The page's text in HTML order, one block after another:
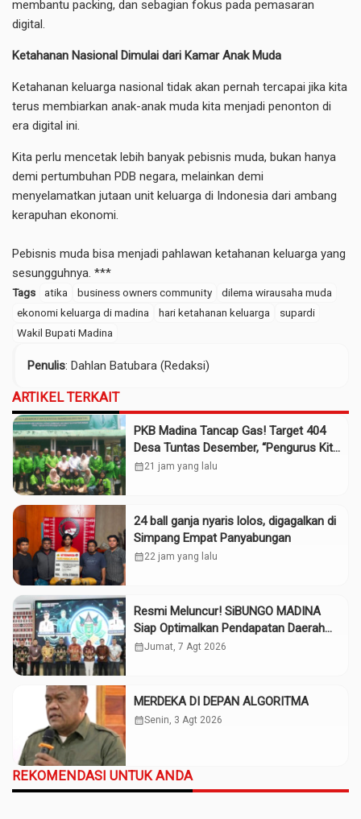
membantu packing, dan sebagian fokus pada pemasaran
digital.
Ketahanan Nasional Dimulai dari Kamar Anak Muda
​Ketahanan keluarga nasional tidak akan pernah tercapai jika kita
terus membiarkan anak-anak muda kita menjadi penonton di
era digital ini.
Kita perlu mencetak lebih banyak pebisnis muda, bukan hanya
demi pertumbuhan PDB negara, melainkan demi
menyelamatkan jutaan unit keluarga di Indonesia dari ambang
kerapuhan ekonomi.
Pebisnis muda bisa menjadi pahlawan ketahanan keluarga yang
sesungguhnya. ***
Tags atika business owners community
dilema wirausaha muda
ekonomi keluarga di madina
hari ketahanan keluarga
supardi
Wakil Bupati Madina
Penulis: Dahlan Batubara (Redaksi)
ARTIKEL TERKAIT
PKB Madina Tancap Gas! Target 404
Desa Tuntas Desember, “Pengurus Kita
Adalah Tokoh”
calendar_month21 jam yang lalu
24 ball ganja nyaris lolos, digagalkan di
Simpang Empat Panyabungan
calendar_month22 jam yang lalu
Resmi Meluncur! SiBUNGO MADINA
Siap Optimalkan Pendapatan Daerah
Madina
calendar_monthJumat, 7 Agt 2026
MERDEKA DI DEPAN ALGORITMA
calendar_monthSenin, 3 Agt 2026
REKOMENDASI UNTUK ANDA